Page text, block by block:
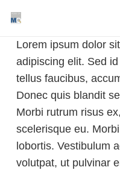
Lorem ipsum dolor
adipiscing elit. Sed
tellus faucibus,
Donec quis blandit
Morbi rutrum risus
scelerisque eu.
lobortis. Vestibulum
volutpat, ut pulvinar